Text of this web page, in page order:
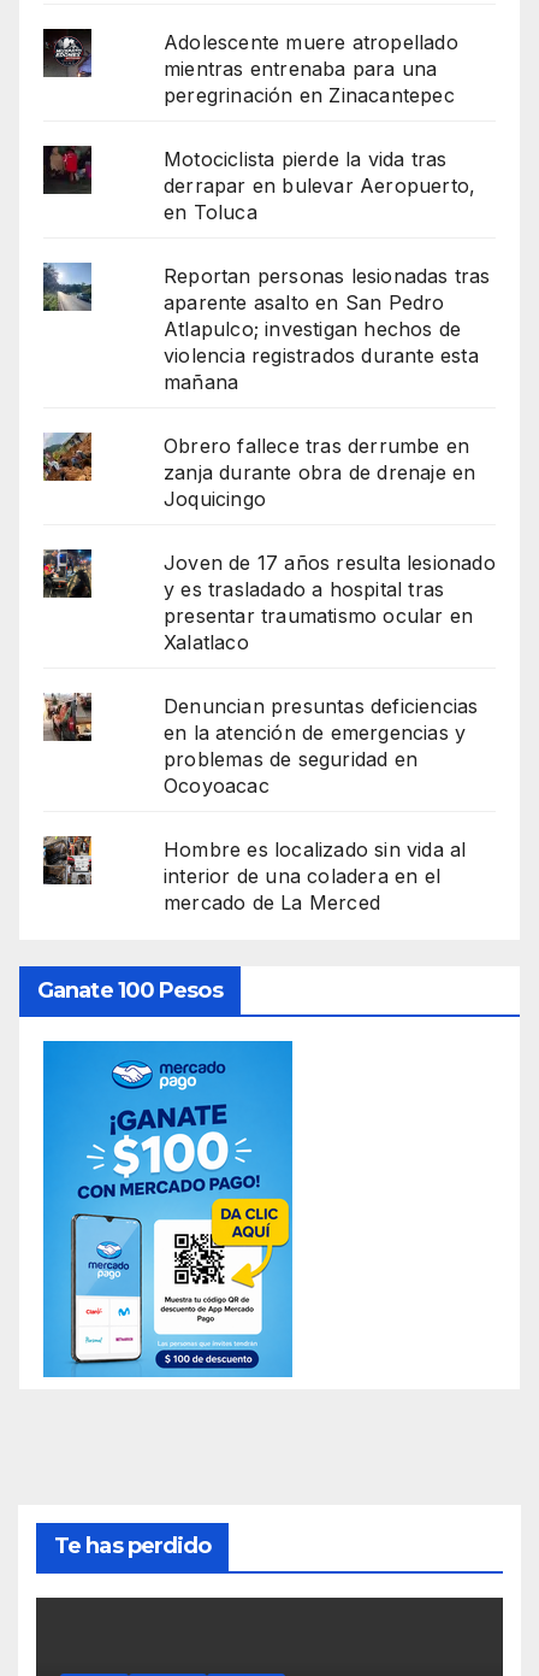
Adolescente muere atropellado
mientras entrenaba para una
peregrinación en Zinacantepec
Motociclista pierde la vida tras
derrapar en bulevar Aeropuerto,
en Toluca
Reportan personas lesionadas tras
aparente asalto en San Pedro
Atlapulco; investigan hechos de
violencia registrados durante esta
mañana
Obrero fallece tras derrumbe en
zanja durante obra de drenaje en
Joquicingo
Joven de 17 años resulta lesionado
y es trasladado a hospital tras
presentar traumatismo ocular en
Xalatlaco
Denuncian presuntas deficiencias
en la atención de emergencias y
problemas de seguridad en
Ocoyoacac
Hombre es localizado sin vida al
interior de una coladera en el
mercado de La Merced
Ganate 100 Pesos
Te has perdido